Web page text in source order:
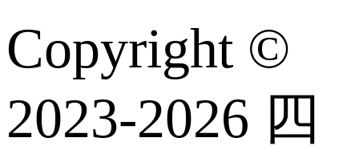
Copyright ©
2023-2026 四